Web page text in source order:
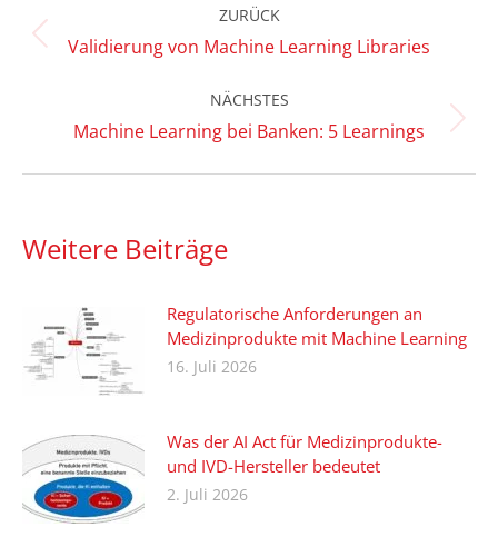
ZURÜCK
Vorheriger
Validierung von Machine Learning Libraries
NÄCHSTES
Nächster
Machine Learning bei Banken: 5 Learnings
Weitere Beiträge
Regulatorische Anforderungen an
Medizinprodukte mit Machine Learning
16. Juli 2026
Was der AI Act für Medizinprodukte-
und IVD-Hersteller bedeutet
2. Juli 2026